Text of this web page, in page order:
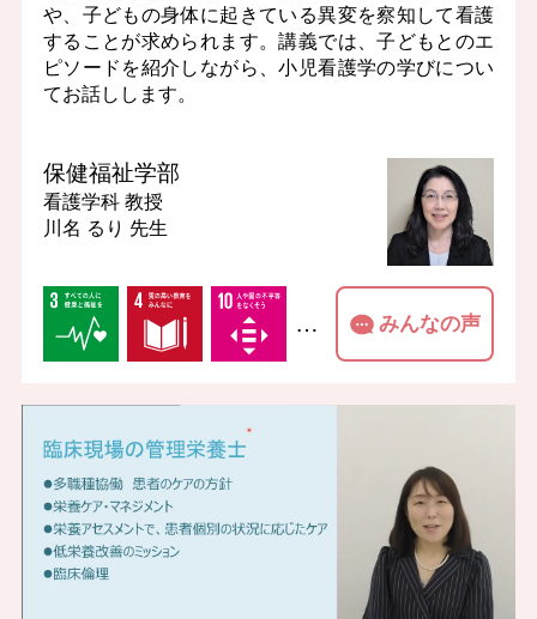
や、子どもの身体に起きている異変を察知して看護
することが求められます。講義では、子どもとのエ
ピソードを紹介しながら、小児看護学の学びについ
てお話しします。
保健福祉学部
看護学科 教授
川名 るり 先生
… みんなの声